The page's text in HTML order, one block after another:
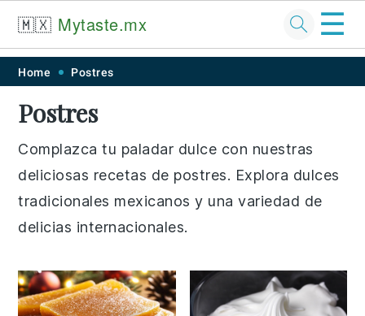
Skip
primary
navigation
Skip
main
content
Skip
primary
sidebar
Skip
footer
🇲🇽 Mytaste.mx ☰
Home Postres
Postres
Complazca tu paladar dulce con nuestras
deliciosas recetas de postres. Explora dulces
tradicionales mexicanos y una variedad de
delicias internacionales.